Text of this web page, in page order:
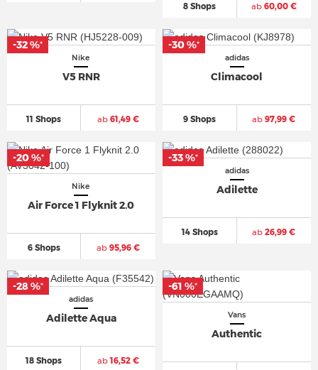
8 Shops ab60,00 €
Nike
V5 RNR
11 Shops ab61,49 €
-32 %*
adidas
Climacool
9 Shops ab 97,99 €
-30 %*
Nike
Air Force 1 Flyknit 2.0
6 Shops ab95,96 €
-20 %*
adidas
Adilette
14 Shops ab 26,99 €
-33 %*
adidas
Adilette Aqua
18 Shops ab16,52 €
-28 %*
Vans
Authentic
-61 %*